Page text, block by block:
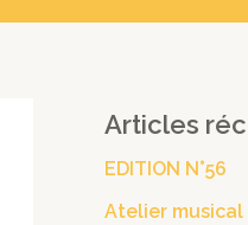
Articles
EDITION N°56
Atelier musical